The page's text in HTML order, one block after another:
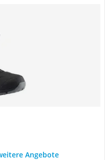
Angebote